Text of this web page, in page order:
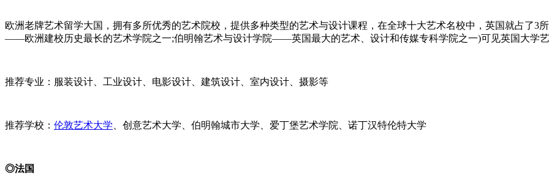
欧洲老牌艺术留学大国，拥有多所优秀的艺术院校，提供多种类型的艺术与设计课程，在全球十大艺术名校中，英国就占了
——欧洲建校历史最长的艺术学院之一;伯明翰艺术与设计学院——英国最大的艺术、设计和传媒专科学院之一)可见英国大学
推荐专业：服装设计、工业设计、电影设计、建筑设计、室内设计、摄影等
推荐学校： 伦敦艺术大学 、创意艺术大学、伯明翰城市大学、爱丁堡艺术学院、诺丁汉特伦特大学
◎法国